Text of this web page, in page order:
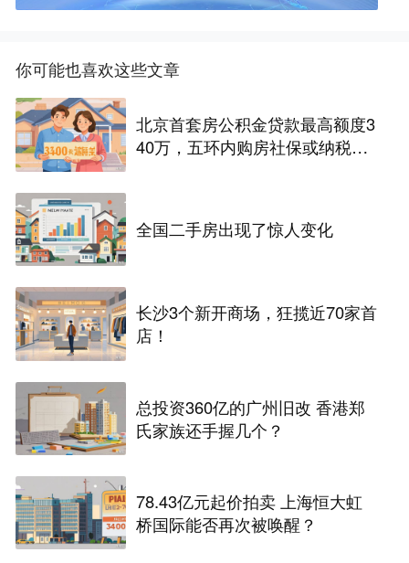
你可能也喜欢这些文章
北京首套房公积金贷款最高额度3
40万，五环内购房社保或纳税满
全国二手房出现了惊人变化
长沙3个新开商场，狂揽近70家首
店！
总投资360亿的广州旧改 香港郑
氏家族还手握几个？
78.43亿元起价拍卖 上海恒大虹
桥国际能否再次被唤醒？